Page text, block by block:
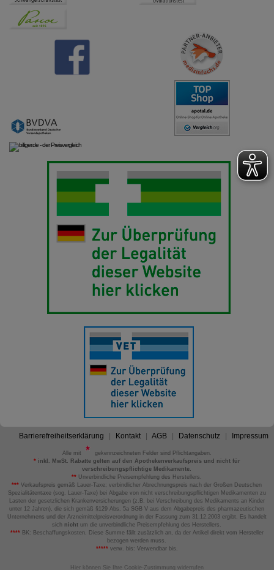
Barrierefreiheitserklärung Kontakt AGB Datenschutz Impressum
Alle mit
gekennzeichneten Felder sind Pflichtangaben.
*inkl. MwSt. Rabatte gelten auf den Apothekenverkaufspreis und nicht für
verschreibungspflichtige Medikamente.
** Unverbindliche Preisempfehlung des Herstellers.
*** Verkaufspreis gemäß Lauer-Taxe; verbindlicher Abrechnungspreis nach der Großen Deutschen
Spezialitätentaxe (sog. Lauer-Taxe) bei Abgabe von nicht verschreibungspflichtigen Medikamenten zu
Lasten der gesetzlichen Krankenversicherungen (z.B. bei Verschreibung des Medikaments an Kinder
unter 12 Jahren), die sich gemäß §129 Abs. 5a SGB V aus dem Abgabepreis des pharmazeutischen
Unternehmens und der Arzneimittelpreisverordnung in der Fassung zum 31.12.2003 ergibt. Es handelt
sich nicht um die unverbindliche Preisempfehlung des Herstellers.
****BK: Beschaffungskosten. Diese Summe fällt zusätzlich an, da der Artikel direkt vom Hersteller
bezogen werden muss.
*****verw. bis: Verwendbar bis.
Hier können Sie Ihre Cookie-Zustimmung widerrufen